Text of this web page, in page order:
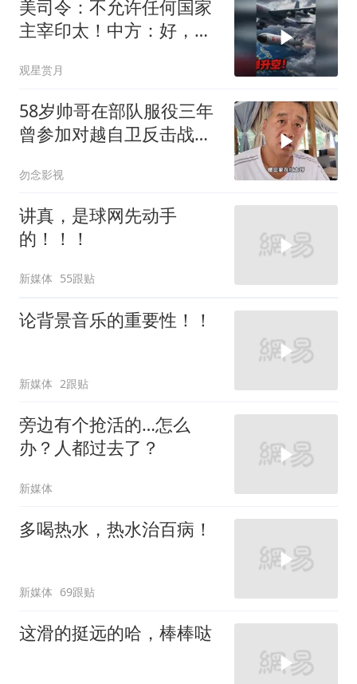
美司令：不允许任何国家
主宰印太！中方：好，轰
观星赏月
58岁帅哥在部队服役三年
曾参加对越自卫反击战讲
勿念影视
讲真，是球网先动手
的！！！
新媒体 55跟贴
论背景音乐的重要性！！
新媒体 2跟贴
旁边有个抢活的…怎么
办？人都过去了？
新媒体
多喝热水，热水治百病！
新媒体 69跟贴
这滑的挺远的哈，棒棒哒